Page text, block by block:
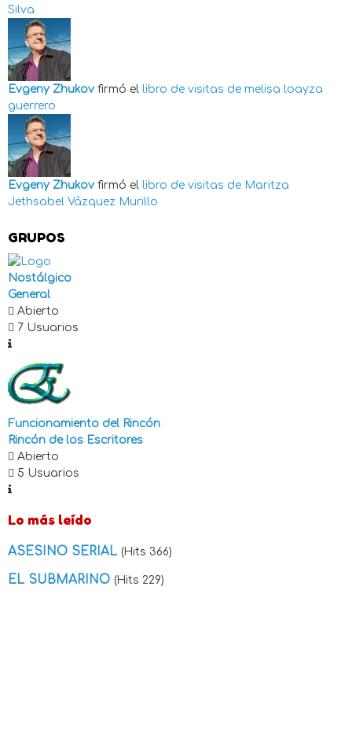
Silva
Evgeny Zhukov firmó el libro de visitas de melisa loayza
guerrero
Evgeny Zhukov firmó el libro de visitas de Maritza
Jethsabel Vázquez Murillo
GRUPOS
Nostálgico
General
Abierto
7 Usuarios
Funcionamiento del Rincón
Rincón de los Escritores
Abierto
5 Usuarios
Lo más leído
ASESINO SERIAL (Hits 366)
EL SUBMARINO (Hits 229)